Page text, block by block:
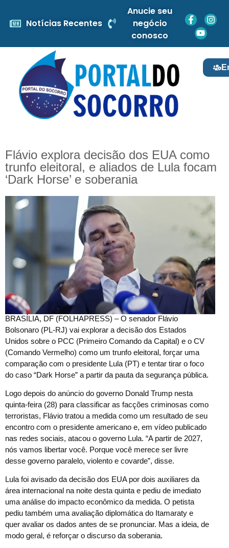
Notícias Recentes
Anucie seu
negócio
conosco
Flávio explora decisão dos EUA como
trunfo eleitoral, e aliados de Lula focam
‘Dark Horse’ e soberania
BRASÍLIA, DF (FOLHAPRESS) – O senador Flávio
Bolsonaro (PL-RJ) vai explorar a decisão dos Estados
Unidos sobre o PCC (Primeiro Comando da Capital) e o CV
(Comando Vermelho) como um trunfo eleitoral, forçar uma
comparação com o presidente Lula (PT) e tentar tirar o foco
do caso “Dark Horse” a partir da pauta da segurança pública.
Logo depois do anúncio do governo Donald Trump nesta
quinta-feira (28) para classificar as facções criminosas como
terroristas, Flávio tratou a medida como um resultado de seu
encontro com o presidente americano e, em vídeo publicado
nas redes sociais, atacou o governo Lula. “A partir de 2027,
nós vamos libertar você. Porque você merece ser livre
desse governo paralelo, violento e covarde”, disse.
Lula foi avisado da decisão dos EUA por dois auxiliares da
área internacional na noite desta quinta e pediu de imediato
uma análise do impacto econômico da medida. O petista
pediu também uma avaliação diplomática do Itamaraty e
quer avaliar os dados antes de se pronunciar. Mas a ideia, de
modo geral, é reforçar o discurso da soberania.